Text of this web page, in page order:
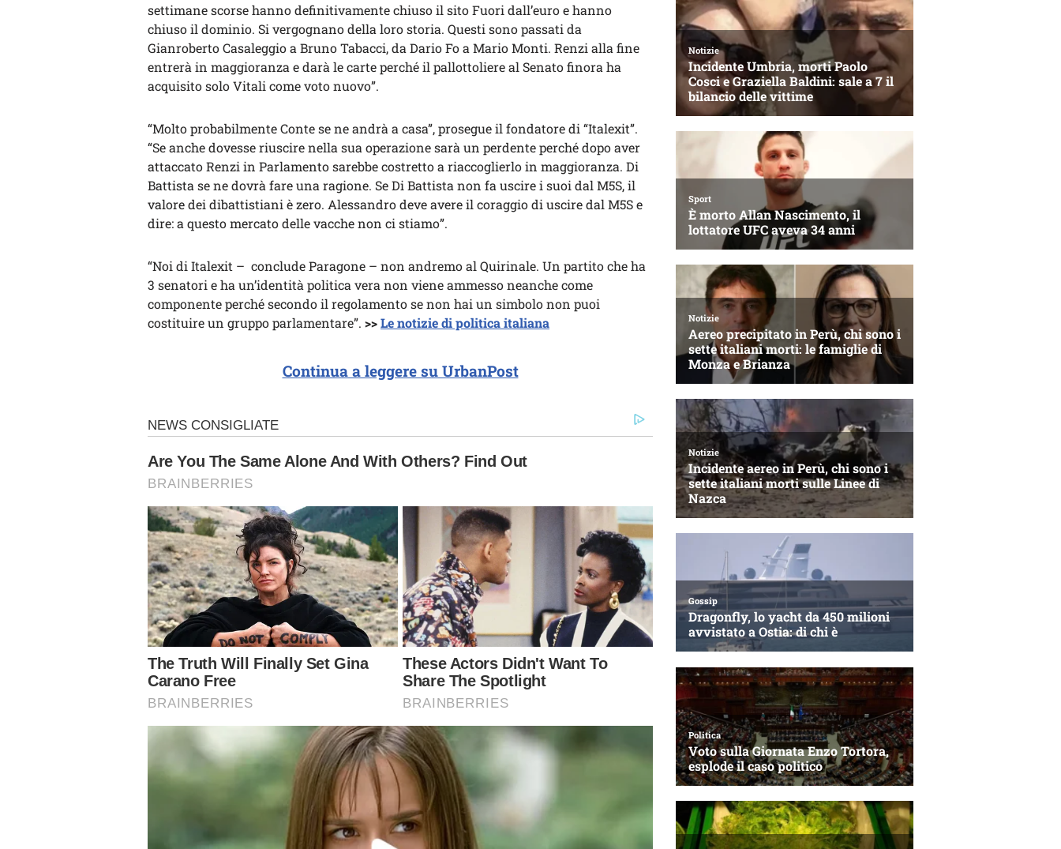
settimane scorse hanno definitivamente chiuso il sito Fuori dall’euro e hanno
chiuso il dominio. Si vergognano della loro storia. Questi sono passati da
Gianroberto Casaleggio a Bruno Tabacci, da Dario Fo a Mario Monti. Renzi alla fine
entrerà in maggioranza e darà le carte perché il pallottoliere al Senato finora ha
acquisito solo Vitali come voto nuovo”.
“Molto probabilmente Conte se ne andrà a casa”, prosegue il fondatore di “Italexit”.
“Se anche dovesse riuscire nella sua operazione sarà un perdente perché dopo aver
attaccato Renzi in Parlamento sarebbe costretto a riaccoglierlo in maggioranza. Di
Battista se ne dovrà fare una ragione. Se Di Battista non fa uscire i suoi dal M5S, il
valore dei dibattistiani è zero. Alessandro deve avere il coraggio di uscire dal M5S e
dire: a questo mercato delle vacche non ci stiamo”.
“Noi di Italexit – conclude Paragone – non andremo al Quirinale. Un partito che ha
3 senatori e ha un’identità politica vera non viene ammesso neanche come
componente perché secondo il regolamento se non hai un simbolo non puoi
costituire un gruppo parlamentare”. >>Le notizie di politica italiana
Continua a leggere su UrbanPost